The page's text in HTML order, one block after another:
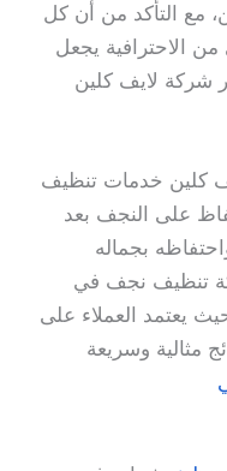
مع التأكد من أن كل
الاحترافية يجعل
لايف كلين
كلين خدمات تنظيف
على النجف بعد
بجماله
تنظيف نجف في
يعتمد العملاء على
مثالية وسريعة